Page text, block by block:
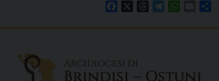
FacebookThreadsTelegram Email